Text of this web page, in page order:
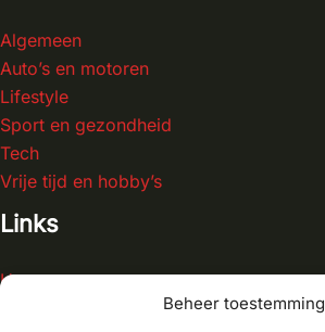
Beheer toestemming
Algemeen
Auto’s en motoren
Lifestyle
Sport en gezondheid
Tech
Vrije tijd en hobby’s
Links
Home